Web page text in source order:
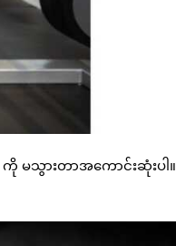
မသွားတာအကောင်းဆုံးပါ။